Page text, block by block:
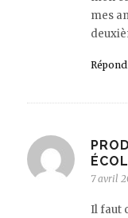
mes
7 avril
Il faut